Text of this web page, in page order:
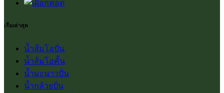
เรื่องล่าสุด
น้ำส้มโอปั่น
น้ำส้มโอคั้น
น้ำมะนาวปั่น
น้ำกล้วยปั่น